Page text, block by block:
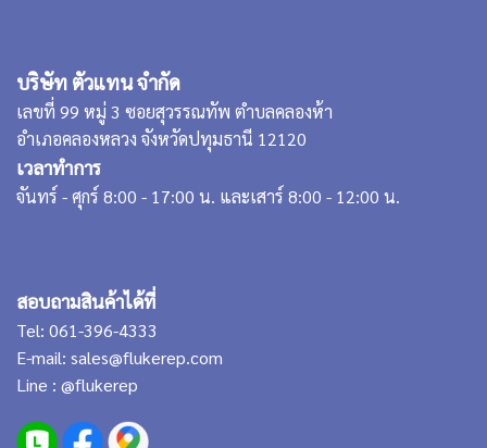
บริษัท ตัวแทน จำกัด
เลขที่ 99 หมู่ 3 ซอยสุวรรณทัพ ตำบลคลองห้า
อำเภอคลองหลวง จังหวัดปทุมธานี 12120
เวลาทำการ
จันทร์ - ศุกร์ 8:00 - 17:00 น. และเสาร์ 8:00 - 12:00 น.
สอบถามสินค้าได้ที่
Tel: 061-396-4333
E-mail: sales@flukerep.com
Line : @flukerep